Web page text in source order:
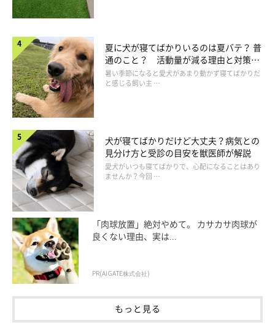
夏に犬が寝てばかりいるのは夏バテ？ 普
通のこと？ 活動量が減る理由と対策と
は
暑い季節になると愛犬があまり動かず寝てばかりだ
と感じる飼い主 …
犬が寝てばかりだけど大丈夫？病気との
見分け方と受診の目安を獣医師が解説
愛犬がいつも寝てばかりで、心配になることはあり
ませんか？今回 …
「肉球放置」絶対やめて。 カサカサ肉球が
良くない理由、実は...
PR(AIGATE株式会社)
もっと見る